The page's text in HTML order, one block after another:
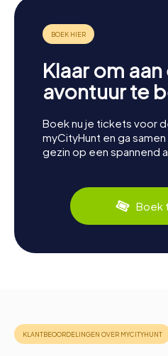
Klaar om
avontuur te
Boek nu je tickets voor
myCityHunt en ga
gezin op een spannend
Boek